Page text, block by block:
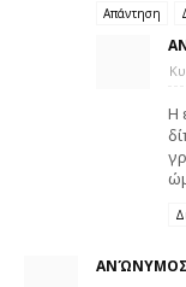
Απάντηση
Η
ΑΝΏΝΥΜΟΣ